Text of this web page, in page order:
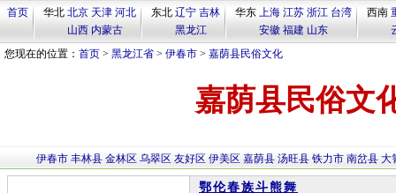
首页 华北 北京 天津 河北
山西 内蒙古
东北 辽宁 吉林
黑龙江
华东 上海 江苏 浙江 台湾
安徽 福建 山东
西南
您现在的位置： 首页 > 黑龙江省 > 伊春市 > 嘉荫县民俗文化
嘉荫县民俗文
伊春市 丰林县 金林区 乌翠区 友好区 伊美区 嘉荫县 汤旺县 铁力市 南岔县 大
鄂伦春族斗熊舞